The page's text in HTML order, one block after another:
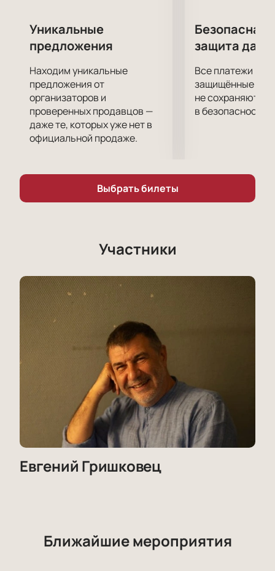
Гришковца «Порядок слов»
в Театре оперы и
балета им. Глинки можно на нашем сайте. Мы
гарантируем удобство и безопасность покупки
билетов. Не упустите возможность насладиться
этим уникальным произведением и окунуться в мир
слов и их порядка. Купить билеты сейчас!
Уникальные
предложения
Находим уникальные
предложения от
организаторов и
проверенных продавцов —
даже те, которых уже нет в
официальной продаже.
Безопасная
защита
Все платежи
защищённые
не сохраняются
в безопасности.
Выбрать билеты
Участники
Евгений Гришковец
Ближайшие мероприятия